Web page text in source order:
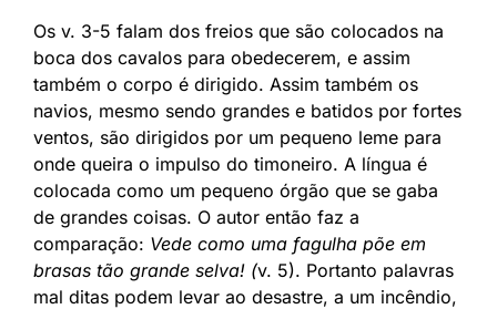
Os v. 3-5 falam dos freios que são colocados na
boca dos cavalos para obedecerem, e assim
também o corpo é dirigido. Assim também os
navios, mesmo sendo grandes e batidos por fortes
ventos, são dirigidos por um pequeno leme para
onde queira o impulso do timoneiro. A língua é
colocada como um pequeno órgão que se gaba
de grandes coisas. O autor então faz a
comparação: Vede como uma fagulha põe em
brasas tão grande selva! (v. 5). Portanto palavras
mal ditas podem levar ao desastre, a um incêndio,